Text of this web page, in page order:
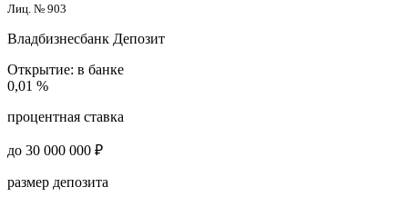
Лиц. № 903
Владбизнесбанк Депозит
Открытие: в банке
0,01 %
процентная ставка
до 30 000 000 ₽
размер депозита